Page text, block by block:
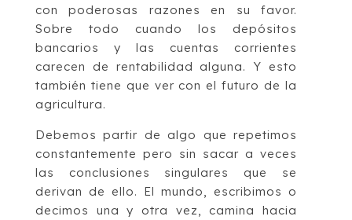
con poderosas razones en su favor.
Sobre todo cuando los depósitos
bancarios y las cuentas corrientes
carecen de rentabilidad alguna. Y esto
también tiene que ver con el futuro de la
agricultura.
Debemos partir de algo que repetimos
constantemente pero sin sacar a veces
las conclusiones singulares que se
derivan de ello. El mundo, escribimos o
decimos una y otra vez, camina hacia